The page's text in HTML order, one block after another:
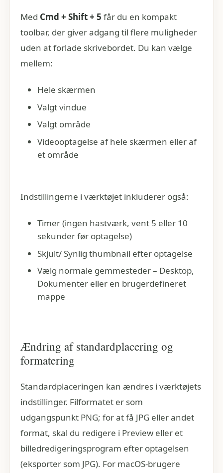
Med Cmd + Shift + 5 får du en kompakt
toolbar, der giver adgang til flere muligheder
uden at forlade skrivebordet. Du kan vælge
mellem:
Hele skærmen
Valgt vindue
Valgt område
Videooptagelse af hele skærmen eller af
et område
Indstillingerne i værktøjet inkluderer også:
Timer (ingen hastværk, vent 5 eller 10
sekunder før optagelse)
Skjult/ Synlig thumbnail efter optagelse
Vælg normale gemmesteder – Desktop,
Dokumenter eller en brugerdefineret
mappe
Ændring af standardplacering og
formatering
Standardplaceringen kan ændres i værktøjets
indstillinger. Filformatet er som
udgangspunkt PNG; for at få JPG eller andet
format, skal du redigere i Preview eller et
billedredigeringsprogram efter optagelsen
(eksporter som JPG). For macOS-brugere